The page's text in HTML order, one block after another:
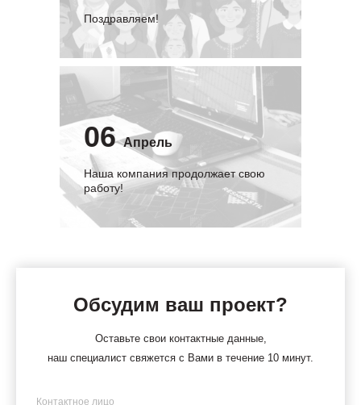
Поздравляем!
06 Апрель
Наша компания продолжает свою
работу!
Обсудим ваш проект?
Оставьте свои контактные данные,
наш специалист свяжется с Вами в течение 10 минут.
Имя